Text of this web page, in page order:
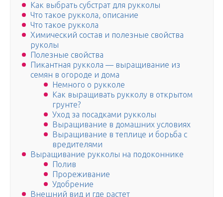
Как выбрать субстрат для рукколы
Что такое руккола, описание
Что такое руккола
Химический состав и полезные свойства
руколы
Полезные свойства
Пикантная руккола — выращивание из
семян в огороде и дома
Немного о рукколе
Как выращивать рукколу в открытом
грунте?
Уход за посадками рукколы
Выращивание в домашних условиях
Выращивание в теплице и борьба с
вредителями
Выращивание рукколы на подоконнике
Полив
Прореживание
Удобрение
Внешний вид и где растет